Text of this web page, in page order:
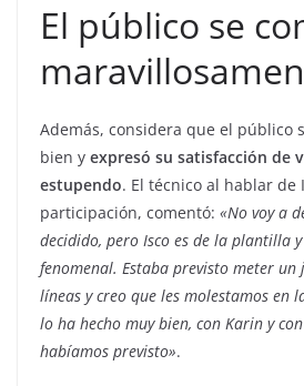
El público se
Además, considera que el público
bien y expresó su satisfacción de
estupendo. El técnico al hablar de
participación, comentó: «No voy a
decidido, pero Isco es de la plantilla
fenomenal. Estaba previsto meter
líneas y creo que les molestamos en
lo ha hecho muy bien, con Karin y
habíamos previsto».